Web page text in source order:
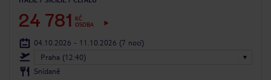
24 781
KČ
OSOBA
04.10.2026 - 11.10.2026 (7 nocí)
Praha (12:40)
Snídaně